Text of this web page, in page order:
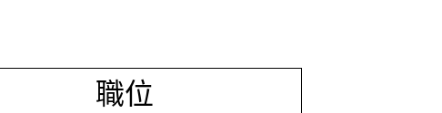
職位